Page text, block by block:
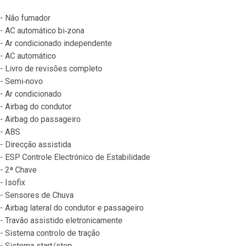
- Não fumador
- AC automático bi‐zona
- Ar condicionado independente
- AC automático
- Livro de revisões completo
- Semi‐novo
- Ar condicionado
- Airbag do condutor
- Airbag do passageiro
- ABS
- Direcção assistida
- ESP Controle Electrónico de Estabilidade
- 2ª Chave
- Isofix
- Sensores de Chuva
- Airbag lateral do condutor e passageiro
- Travão assistido eletronicamente
- Sistema controlo de tração